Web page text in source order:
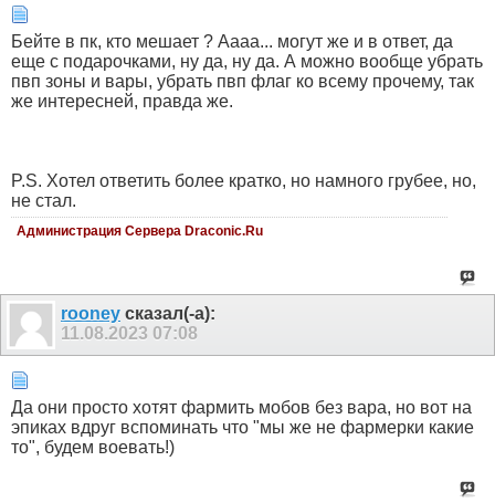
Бейте в пк, кто мешает ? Аааа... могут же и в ответ, да
еще с подарочками, ну да, ну да. А можно вообще убрать
пвп зоны и вары, убрать пвп флаг ко всему прочему, так
же интересней, правда же.
P.S. Хотел ответить более кратко, но намного грубее, но,
не стал.
Администрация Сервера Draconic.Ru
rooney сказал(-а):
11.08.2023 07:08
Да они просто хотят фармить мобов без вара, но вот на
эпиках вдруг вспоминать что "мы же не фармерки какие
то", будем воевать!)